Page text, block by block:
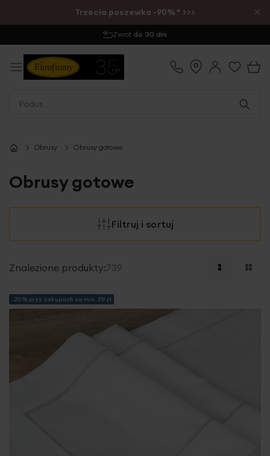
Trzecia poszewka -90%* >>> ×
Wysyłka 1-2 dni
Obrusy Obrusy gotowe
Obrusy gotowe
Filtruj i sortuj
Znalezione produkty:739
-20% przy zakupach za min. 99 zł